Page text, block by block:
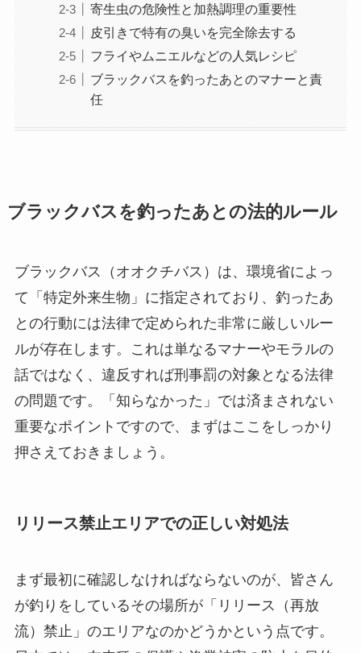
寄生虫の危険性と加熱調理の重要性
皮引きで特有の臭いを完全除去する
フライやムニエルなどの人気レシピ
ブラックバスを釣ったあとのマナーと責
任
ブラックバスを釣ったあとの法的ルール
ブラックバス（オオクチバス）は、環境省によっ
て「特定外来生物」に指定されており、釣ったあ
との行動には法律で定められた非常に厳しいルー
ルが存在します。これは単なるマナーやモラルの
話ではなく、違反すれば刑事罰の対象となる法律
の問題です。「知らなかった」では済まされない
重要なポイントですので、まずはここをしっかり
押さえておきましょう。
リリース禁止エリアでの正しい対処法
まず最初に確認しなければならないのが、皆さん
が釣りをしているその場所が「リリース（再放
流）禁止」のエリアなのかどうかという点です。